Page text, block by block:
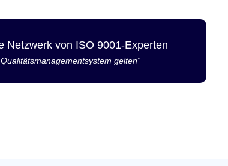
Netzwerk von ISO 9001-Experten
gelten“